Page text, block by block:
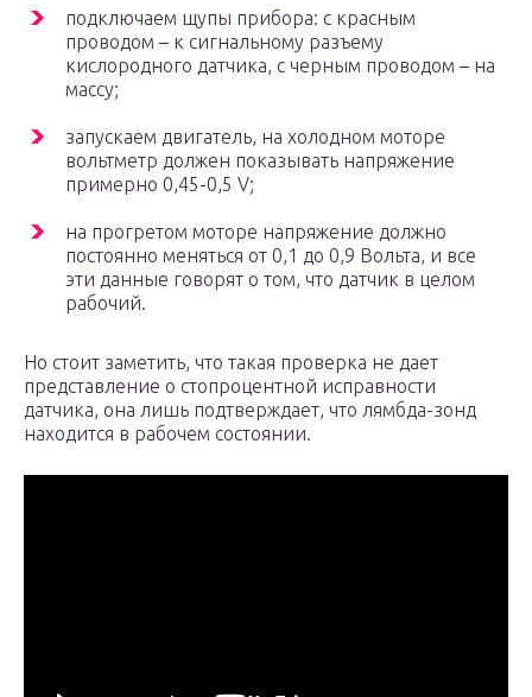
подключаем щупы прибора: с красным
проводом – к сигнальному разъему
кислородного датчика, с черным проводом – на
массу;
запускаем двигатель, на холодном моторе
вольтметр должен показывать напряжение
примерно 0,45-0,5 V;
на прогретом моторе напряжение должно
постоянно меняться от 0,1 до 0,9 Вольта, и все
эти данные говорят о том, что датчик в целом
рабочий.
Но стоит заметить, что такая проверка не дает
представление о стопроцентной исправности
датчика, она лишь подтверждает, что лямбда-зонд
находится в рабочем состоянии.